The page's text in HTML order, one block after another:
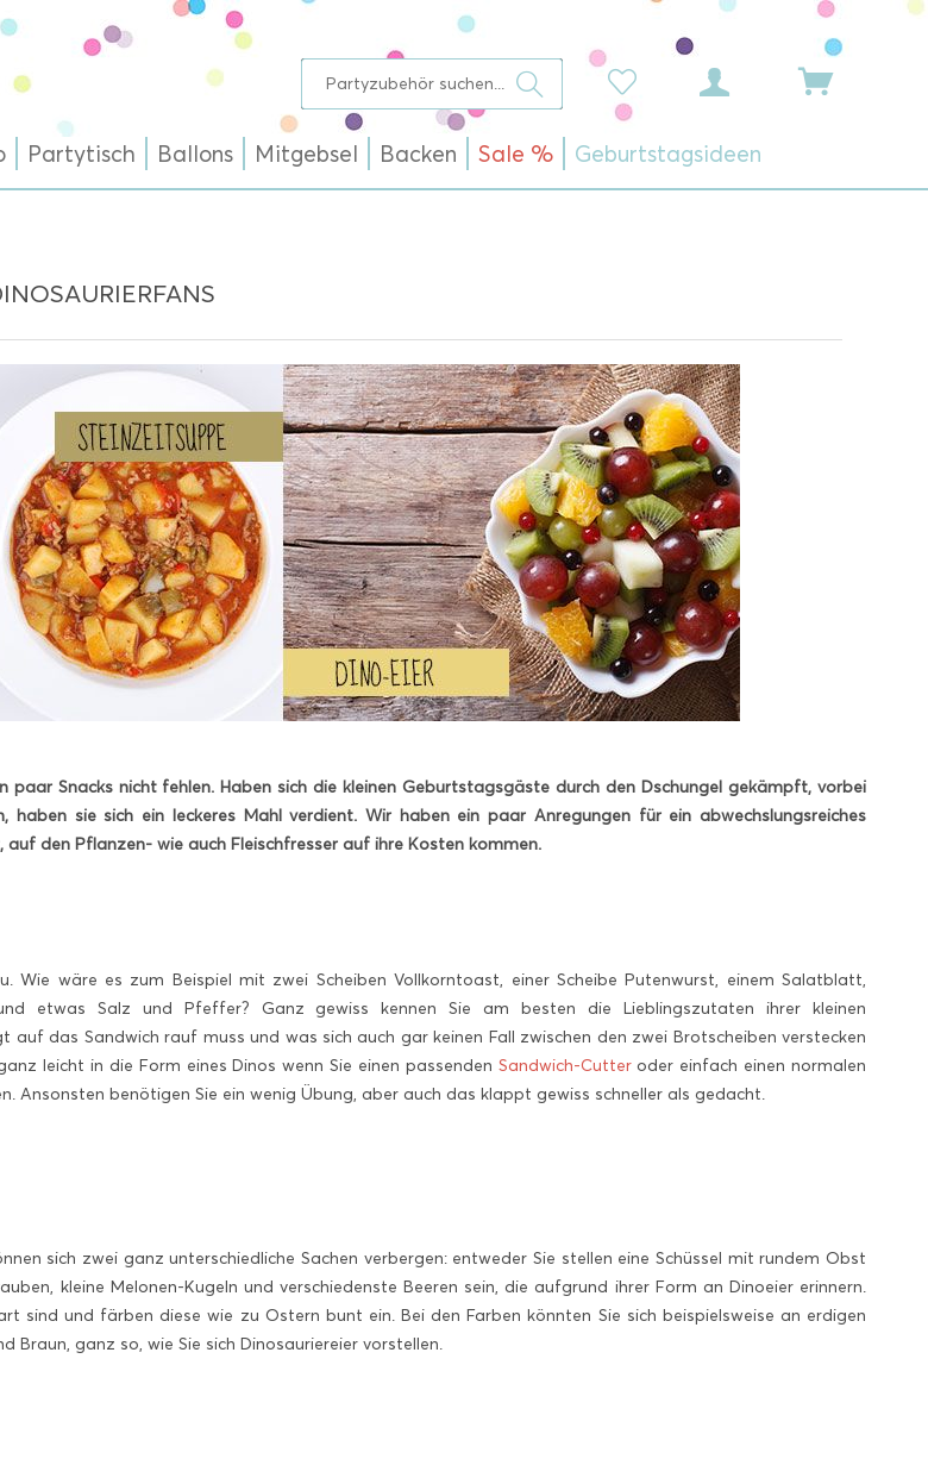
Partytisch Ballons Mitgebsel Backen Sale % Geburtstagsideen
paar Snacks nicht fehlen. Haben sich die kleinen Geburtstagsgäste durch den Dschungel gekämpft, vorbei
haben sie sich ein leckeres Mahl verdient. Wir haben ein paar Anregungen für ein abwechslungsreiches
den Pflanzen- wie auch Fleischfresser auf ihre Kosten kommen.
Wie wäre es zum Beispiel mit zwei Scheiben Vollkorntoast, einer Scheibe Putenwurst, einem Salatblatt,
etwas Salz und Pfeffer? Ganz gewiss kennen Sie am besten die Lieblingszutaten ihrer kleinen
das Sandwich rauf muss und was sich auch gar keinen Fall zwischen den zwei Brotscheiben verstecken
leicht in die Form eines Dinos wenn Sie einen passenden Sandwich-Cutteroder einfach einen normalen
Ansonsten benötigen Sie ein wenig Übung, aber auch das klappt gewiss schneller als gedacht.
sich zwei ganz unterschiedliche Sachen verbergen: entweder Sie stellen eine Schüssel mit rundem Obst
kleine Melonen-Kugeln und verschiedenste Beeren sein, die aufgrund ihrer Form an Dinoeier erinnern.
sind und färben diese wie zu Ostern bunt ein. Bei den Farben könnten Sie sich beispielsweise an erdigen
Braun, ganz so, wie Sie sich Dinosauriereier vorstellen.